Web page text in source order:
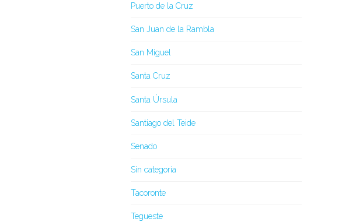
Puerto de la Cruz
San Juan de la Rambla
San Miguel
Santa Cruz
Santa Úrsula
Santiago del Teide
Senado
Sin categoría
Tacoronte
Tegueste